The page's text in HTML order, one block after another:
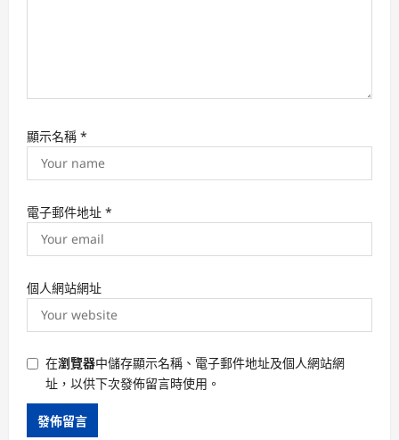
顯示名稱 *
電子郵件地址 *
個人網站網址
在瀏覽器中儲存顯示名稱、電子郵件地址及個人網站網
址，以供下次發佈留言時使用。